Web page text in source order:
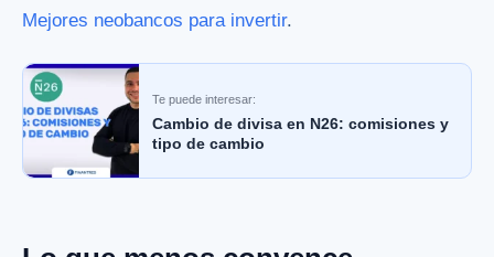
Mejores neobancos para invertir.
Te puede interesar:
Cambio de divisa en N26: comisiones y
tipo de cambio